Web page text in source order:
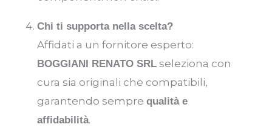
Chi ti supporta nella scelta?
Affidati a un fornitore esperto:
BOGGIANI RENATO SRL seleziona con
cura sia originali che compatibili,
garantendo sempre qualità e
affidabilità.